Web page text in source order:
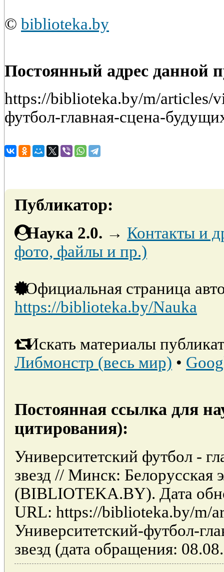
© biblioteka.by
Постоянный адрес данной
https://biblioteka.by/m/articles/
футбол-главная-сцена-
Публикатор:
Наука 2.0. → Контакты и
фото, файлы и пр.)
Официальная страница
https://biblioteka.by/Nauka
Искать материалы
Либмонстр (весь мир) •
Постоянная ссылка для
цитирования):
Университетский футбол -
звезд // Минск: Белорусская
(BIBLIOTEKA.BY). Дата
URL: https://biblioteka.by/m/
Университетский-футбол-
звезд (дата обращения: